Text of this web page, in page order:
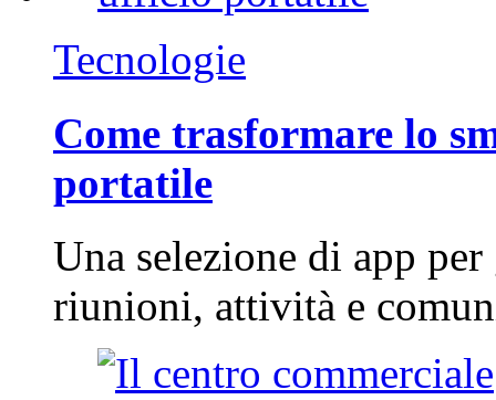
Tecnologie
Come trasformare lo
portatile
Una selezione di app
riunioni, attività e